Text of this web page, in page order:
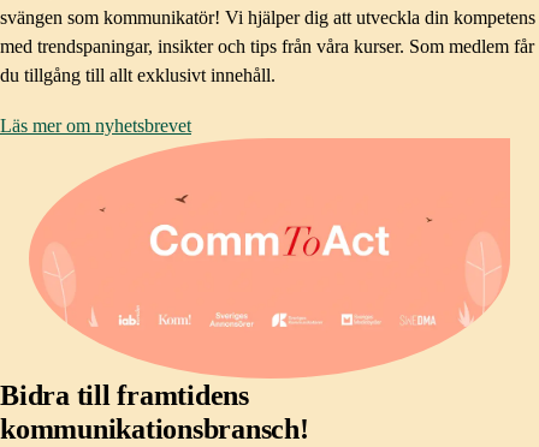
svängen som kommunikatör! Vi hjälper dig att utveckla din kompetens
med trendspaningar, insikter och tips från våra kurser. Som medlem får
du tillgång till allt exklusivt innehåll.
Läs mer om nyhetsbrevet
Bidra till framtidens
kommunikationsbransch!